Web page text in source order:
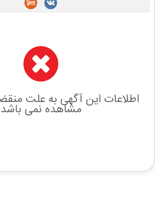
اطلاعات این آگهی به علت
مشاهده نمی باشد